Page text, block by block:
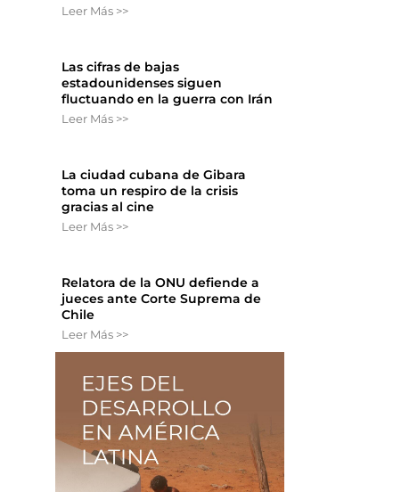
Leer Más >>
Las cifras de bajas
estadounidenses siguen
fluctuando en la guerra con Irán
Leer Más >>
La ciudad cubana de Gibara
toma un respiro de la crisis
gracias al cine
Leer Más >>
Relatora de la ONU defiende a
jueces ante Corte Suprema de
Chile
Leer Más >>